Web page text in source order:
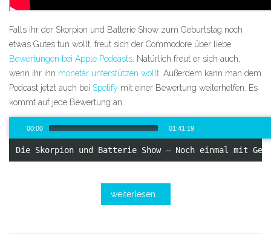
Falls ihr der Skorpion und Batterie Show zum Geburtstag noch
etwas Gutes tun wollt, freut sich der Commodore über liebe
Bewertungen bei Apple Podcasts . Natürlich freut er sich auch,
wenn ihr ihn monetär unterstützen wollt . Außerdem kann man dem
Podcast jetzt auch bei Spotify mit einer Bewertung weiterhelfen. Es
kommt auf jede Bewertung an.
00:00 01:41:19
00:00/ 101:19
Die Skorpion und Batterie Show – Noch einmal mit
weiterlesen...